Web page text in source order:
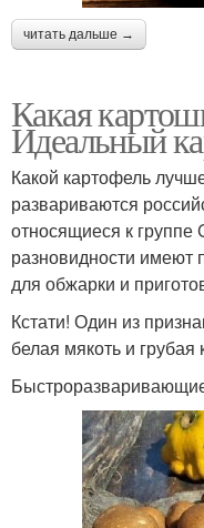
читать дальше →
Какая
Идеальный
Какой картофель
развариваются
относящиеся к группе
разновидности имеют
для обжарки и
Кстати! Один из
белая мякоть и грубая